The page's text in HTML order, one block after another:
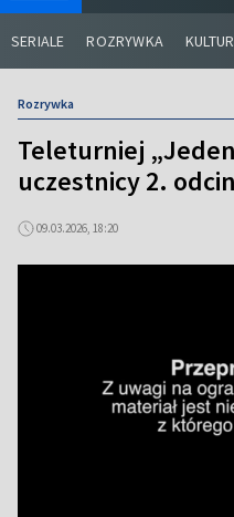
SERIALE ROZRYWKA
Rozrywka
Teleturniej
uczestnicy 2.
09.03.2026, 18:20